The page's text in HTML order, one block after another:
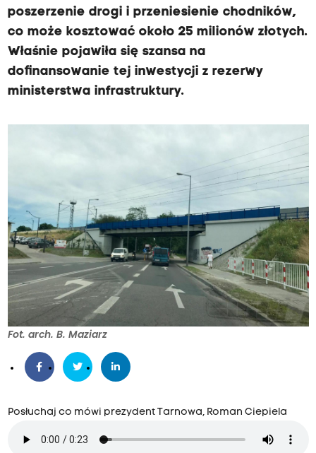
poszerzenie drogi i przeniesienie chodników,
co może kosztować około 25 milionów złotych.
Właśnie pojawiła się szansa na
dofinansowanie tej inwestycji z rezerwy
ministerstwa infrastruktury.
Fot. arch. B. Maziarz
Posłuchaj co mówi prezydent Tarnowa, Roman Ciepiela